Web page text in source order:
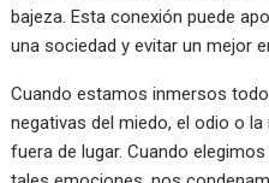
bajeza. Esta conexión puede
una sociedad y evitar un mejor
Cuando estamos inmersos
negativas del miedo, el odio o
fuera de lugar. Cuando